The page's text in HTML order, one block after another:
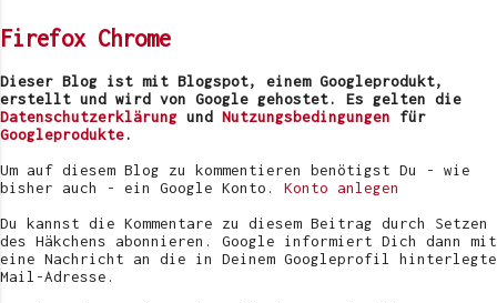
a
v
e
r
ö
f
e
t
l
i
c
Firefox Chrome
Dieser Blog ist mit Blogspot, einem Googleprodukt,
erstellt und wird von Google gehostet. Es gelten die
Datenschutzerklärung und Nutzungsbedingungen für
Googleprodukte.
Um auf diesem Blog zu kommentieren benötigst Du - wie
bisher auch - ein Google Konto. Konto anlegen
Du kannst die Kommentare zu diesem Beitrag durch Setzen
des Häkchens abonnieren. Google informiert Dich dann mit
eine Nachricht an die in Deinem Googleprofil hinterlegte
Mail-Adresse.